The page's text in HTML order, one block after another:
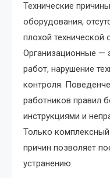
Технические
оборудования,
плохой
Организационные —
работ, нарушение
контроля.
работников правил
инструкциями и
Только
причин позволяет
устранению.